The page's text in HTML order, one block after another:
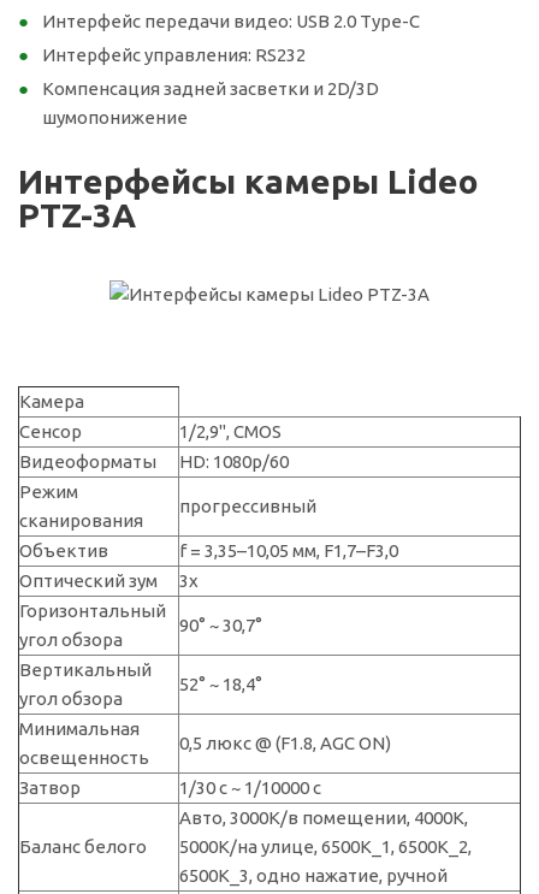
Интерфейс передачи видео: USB 2.0 Type-C
Интерфейс управления: RS232
Компенсация задней засветки и 2D/3D
шумопонижение
Интерфейсы камеры Lideo
PTZ-3A
Камера
Сенсор
1/2,9", CMOS
Видеоформаты
HD: 1080p/60
Режим
сканирования
прогрессивный
Объектив
f = 3,35–10,05 мм, F1,7–F3,0
Оптический зум
3х
Горизонтальный
угол обзора
90° ~ 30,7°
Вертикальный
угол обзора
52° ~ 18,4°
Минимальная
освещенность
0,5 люкс @ (F1.8, AGC ON)
Затвор 1/30 с ~ 1/10000 с
Баланс белого
Авто, 3000K/в помещении, 4000K,
5000K/на улице, 6500K_1, 6500K_2,
6500K_3, одно нажатие, ручной